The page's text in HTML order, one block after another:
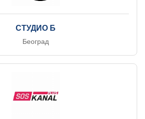
СТУДИО Б
Београд